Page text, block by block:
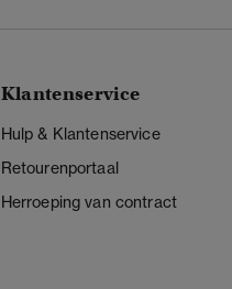
Klantenservice
Hulp & Klantenservice
Retourenportaal
Herroeping van contract